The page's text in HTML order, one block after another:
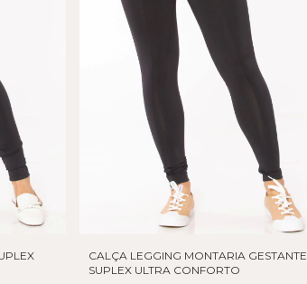
CALÇA LEGGING MONTARIA GESTANTE
SUPLEX ULTRA CONFORTO